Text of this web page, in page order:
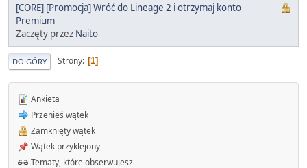
[CORE] [Promocja] Wróć do Lineage 2 i otrzymaj konto
Premium
Zaczęty przez Naito
DO GÓRY Strony 1
Ankieta
Przenieś wątek
Zamknięty wątek
Wątek przyklejony
Tematy, które obserwujesz